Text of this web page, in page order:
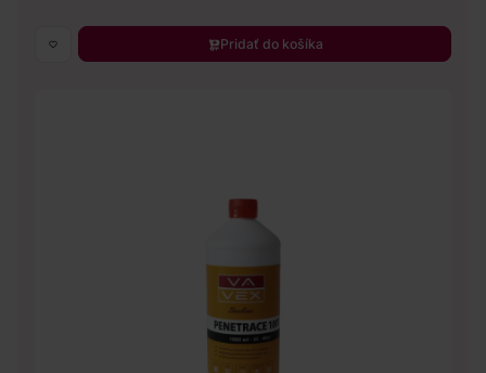
Pridať do košíka